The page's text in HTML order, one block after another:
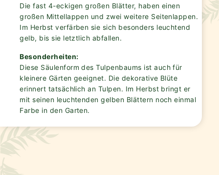
Die fast 4-eckigen großen Blätter, haben einen
großen Mittellappen und zwei weitere Seitenlappen.
Im Herbst verfärben sie sich besonders leuchtend
gelb, bis sie letztlich abfallen.
Besonderheiten:
Diese Säulenform des Tulpenbaums ist auch für
kleinere Gärten geeignet. Die dekorative Blüte
erinnert tatsächlich an Tulpen. Im Herbst bringt er
mit seinen leuchtenden gelben Blättern noch einmal
Farbe in den Garten.